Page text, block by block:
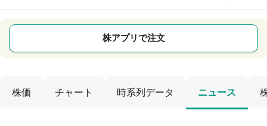
株アプリで注文
株価 チャート 時系列データ ニュース